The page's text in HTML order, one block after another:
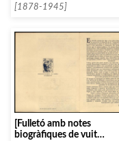
[1878-1945]
[Fulletó amb notes
biogràfiques de vuit